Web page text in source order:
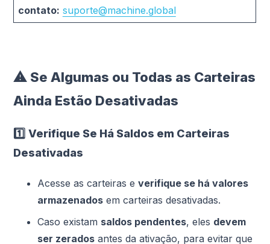
contato: suporte@machine.global
⚠ Se Algumas ou Todas as Carteiras
Ainda Estão Desativadas
1️⃣Verifique Se Há Saldos em Carteiras
Desativadas
Acesse as carteiras everifique se há valores
armazenados em carteiras desativadas.
Caso existam saldos pendentes, eles devem
ser zerados antes da ativação, para evitar que